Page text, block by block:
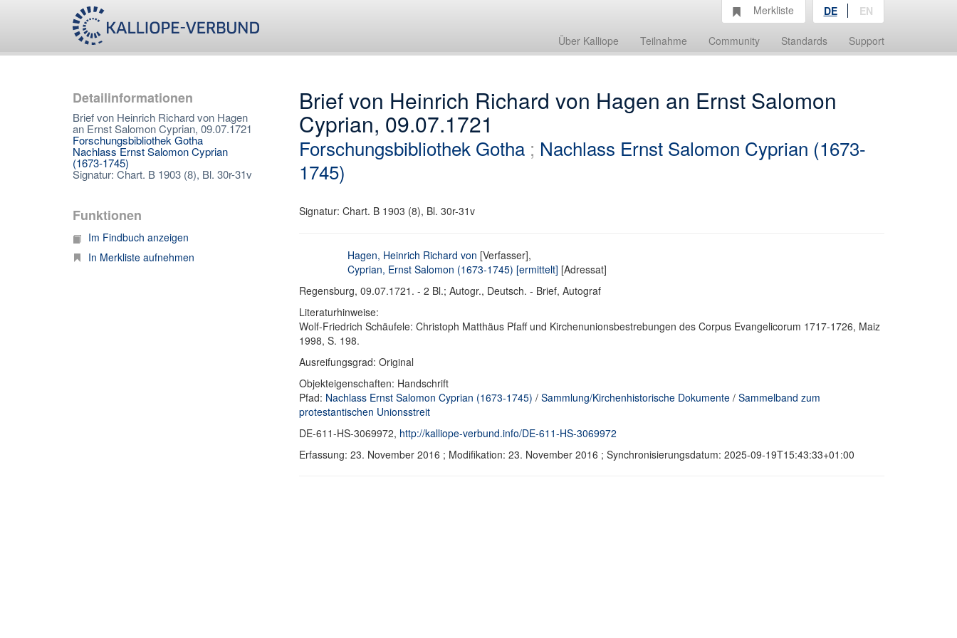
Über Kalliope Teilnahme Community Standards Support
Merkliste DE EN
Detailinformationen
Brief von Heinrich Richard von Hagen
an Ernst Salomon Cyprian, 09.07.1721
Forschungsbibliothek Gotha
Nachlass Ernst Salomon Cyprian
(1673-1745)
Signatur: Chart. B 1903 (8), Bl. 30r-31v
Funktionen
Im Findbuch anzeigen
In Merkliste aufnehmen
Brief von Heinrich Richard von Hagen an Ernst Salomon
Cyprian, 09.07.1721
Forschungsbibliothek Gotha; Nachlass Ernst Salomon Cyprian (1673-
1745)
Signatur: Chart. B 1903 (8), Bl. 30r-31v
Hagen, Heinrich Richard von [Verfasser],
Cyprian, Ernst Salomon (1673-1745) [ermittelt] [Adressat]
Regensburg, 09.07.1721. - 2 Bl.; Autogr., Deutsch. - Brief, Autograf
Literaturhinweise:
Wolf-Friedrich Schäufele: Christoph Matthäus Pfaff und Kirchenunionsbestrebungen des Corpus Evangelicorum 1717-1726, Maiz
1998, S. 198.
Ausreifungsgrad: Original
Objekteigenschaften: Handschrift
Pfad: Nachlass Ernst Salomon Cyprian (1673-1745) / Sammlung/Kirchenhistorische Dokumente/ Sammelband zum
protestantischen Unionsstreit
DE-611-HS-3069972, http://kalliope-verbund.info/DE-611-HS-3069972
Erfassung: 23. November 2016 ; Modifikation: 23. November 2016 ; Synchronisierungsdatum: 2025-09-19T15:43:33+01:00